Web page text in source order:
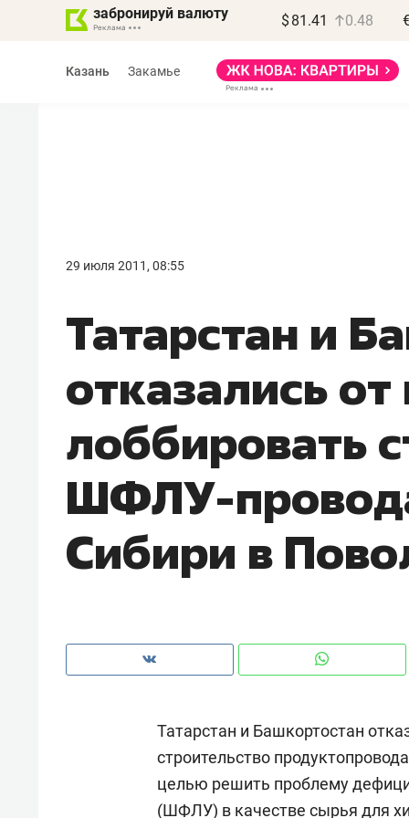
забронируй валюту $ 81.41 0.48
Казань Закамье
29 июля 2011, 08:55
Татарстан и
отказались
лоббировать
ШФЛУ-
Сибири в
Татарстан и Башкортостан
строительство
целью решить проблему
(ШФЛУ) в качестве сырья для
правил, бизнес может
потерять минимум
Как бизнесу выйти на зарубежные
чем интересен Оман?
Рекомендуем
Как ГК «МИР ГРУПП» и ВТБ
создают оазис жилого
комфорта под Казанью
150
ID